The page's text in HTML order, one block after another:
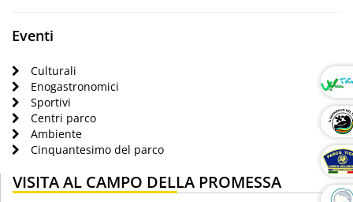
Eventi
Culturali
Enogastronomici
Sportivi
Centri parco
Ambiente
Cinquantesimo del parco
VISITA AL CAMPO DELLA PROMESSA